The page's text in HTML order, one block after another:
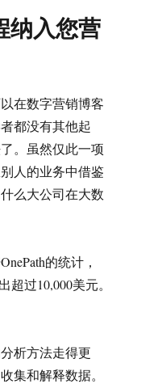
纳入您营
在数字营销博客
都没有其他起
。虽然仅此一项
人的业务中借鉴
么大公司在大数
的统计，
过10,000美元。
析方法走得更
集和解释数据。